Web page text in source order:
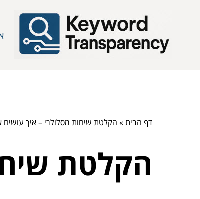
דף הבית» הקלטת שיחות מסלולרי – איך עושים
הקלטת